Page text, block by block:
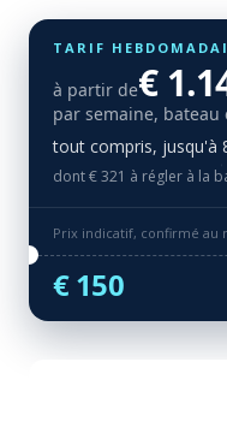
TARIF
à partir de€
par semaine, bateau
tout compris, jusqu'à
dont € 321 à régler à la
Prix indicatif, confirmé au
€ 150